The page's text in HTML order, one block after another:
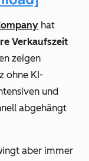
hat
Verkaufszeit
zeigen
ohne KI-
und
abgehängt
aber immer